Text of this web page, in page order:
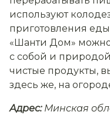
используют
приготовления
«Шанти Дом» можно
с собой и
чистые продукты,
здесь же, на
Адрес: Минская